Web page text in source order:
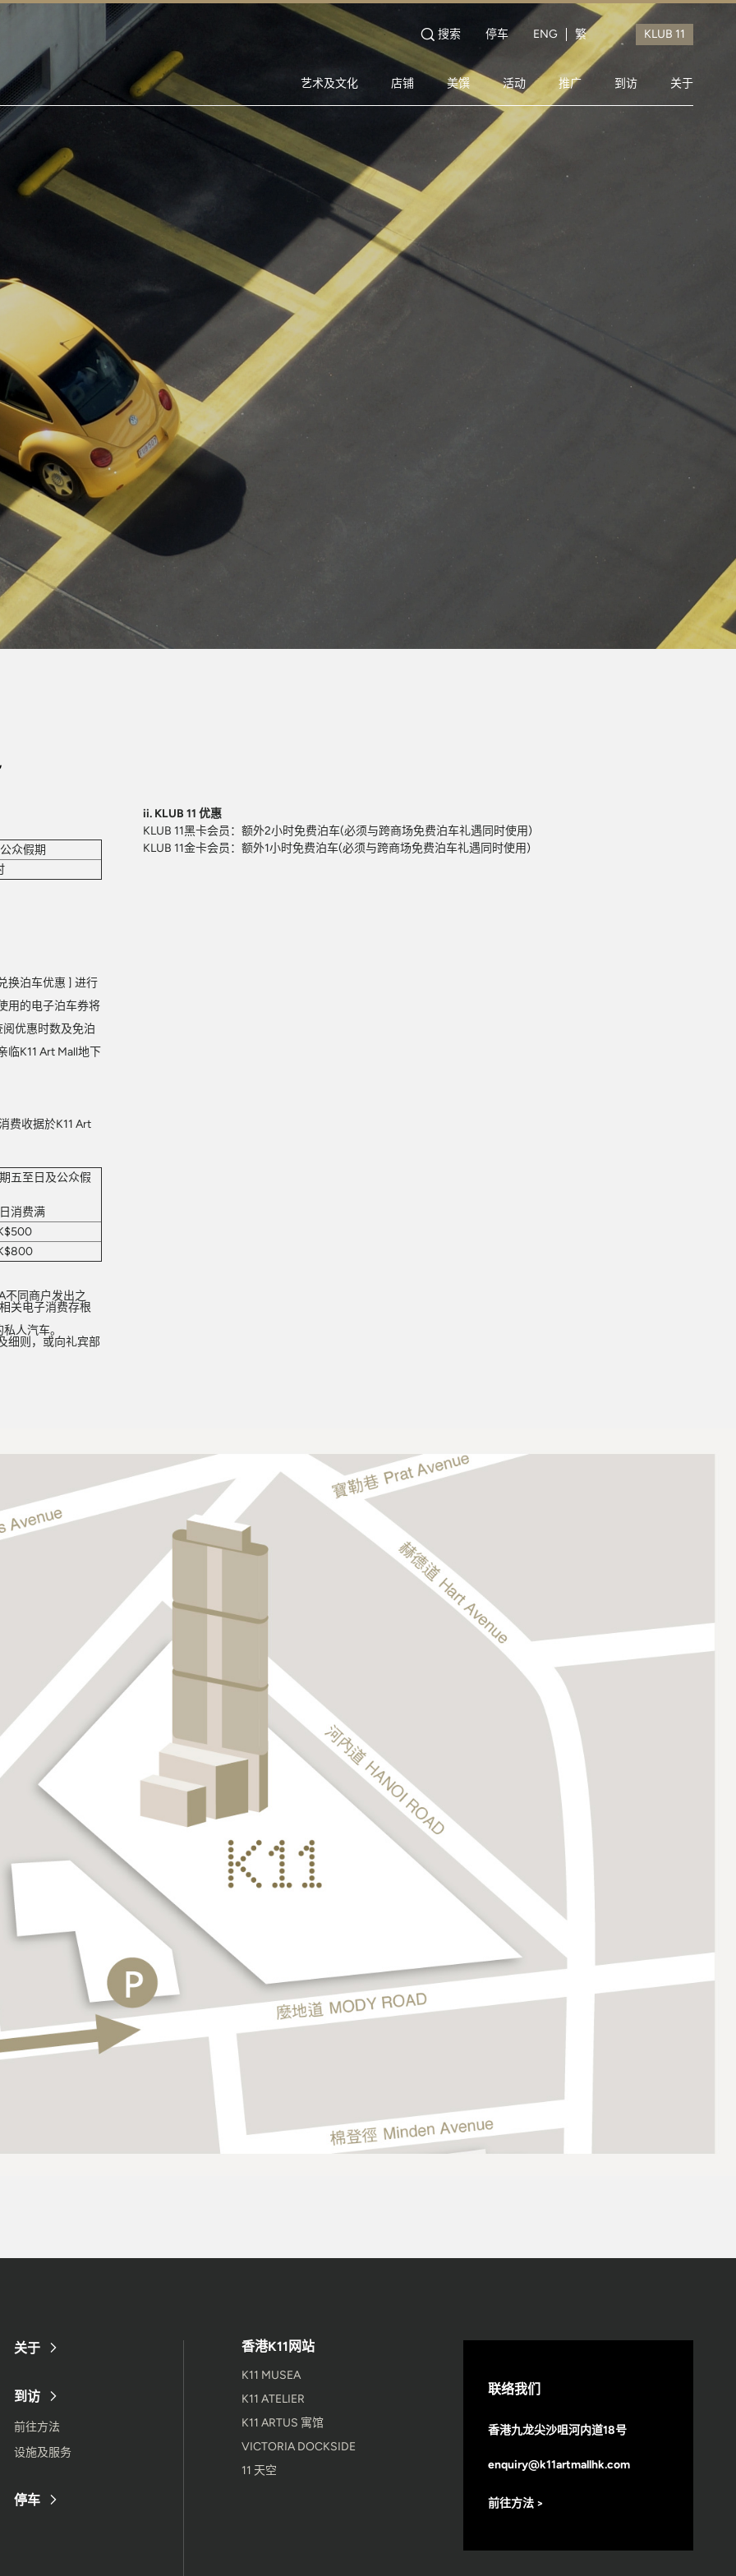
搜索 停车 ENG 繁
艺术及文化 店铺 美馔 活动 推广 到访 关于
众假期
换泊车优惠 ] 进行
用的电子泊车券将
优惠时数及免泊
临K11 Art Mall地下
费收据於K11 Art
五至日及公众假
消费满
不同商户发出之
关电子消费存根
人汽车。
细则 ，或向礼宾部
ii. KLUB 11 优惠
KLUB 11黑卡会员：额外2小时免费泊车(必须与跨商场免费泊车礼遇同时使用)
KLUB 11金卡会员：额外1小时免费泊车(必须与跨商场免费泊车礼遇同时使用)
关于
到访
前往方法
设施及服务
停车
香港K11网站
K11 MUSEA
K11 ATELIER
K11 ARTUS 寓馆
VICTORIA DOCKSIDE
11 天空
联络我们
香港九龙尖沙咀河内道18号
enquiry@k11artmallhk.com
前往方法 >